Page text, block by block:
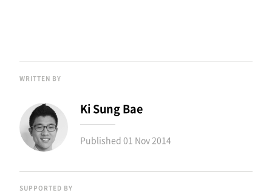
WRITTEN BY
Ki Sung Bae
Published 01 Nov 2014
SUPPORTED BY